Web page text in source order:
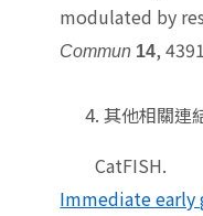
modulated by
Commun 14,
其他相關連
CatFISH.
Immediate early